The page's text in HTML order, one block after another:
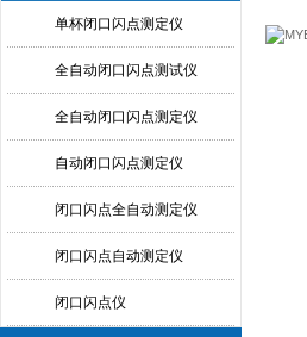
单杯闭口闪点测定仪
全自动闭口闪点测试仪
全自动闭口闪点测定仪
自动闭口闪点测定仪
闭口闪点全自动测定仪
闭口闪点自动测定仪
闭口闪点仪